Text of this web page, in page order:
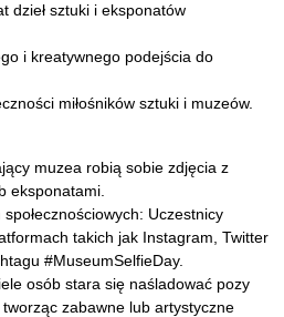
dzieł sztuki i eksponatów
i kreatywnego podejścia do
miłośników sztuki i muzeów.
muzea robią sobie zdjęcia z
eksponatami.
Uczestnicy
takich jak Instagram, Twitter
#MuseumSelfieDay.
osób stara się naśladować pozy
zabawne lub artystyczne